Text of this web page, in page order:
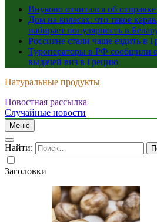
Внуково отчитался об
Дом на колесах: что такое
набирает популярность в
Россияне стали чаще ездить в
Туроператоры в РФ сообщили
выдачей виз в Грецию
Натуральные продукты
Новостная рассылка
Случайные новости
Меню
Найти:
Заголовки